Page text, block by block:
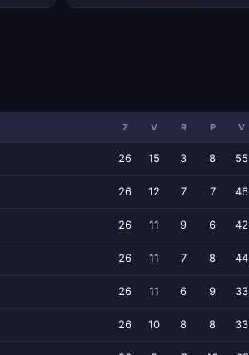
Z V R P V
26 15 3 8 55
26 12 7 7 46
26 11 9 6 42
26 11 7 8 44
26 11 6 9 33
26 10 8 8 33